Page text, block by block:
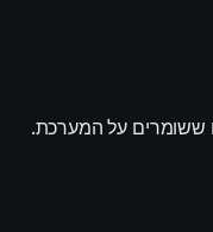
ששומרים על המערכת.